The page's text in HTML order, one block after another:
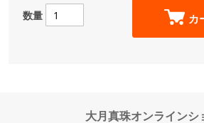
数量 カ
大月真珠オンラインシ